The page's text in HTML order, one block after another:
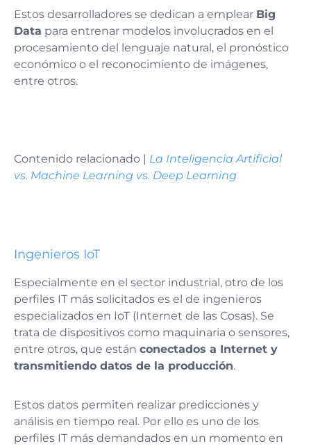
Estos desarrolladores se dedican a emplear Big
Data para entrenar modelos involucrados en el
procesamiento del lenguaje natural, el pronóstico
económico o el reconocimiento de imágenes,
entre otros.
Contenido relacionado |
La Inteligencia Artificial
vs. Machine Learning vs. Deep Learning
Ingenieros IoT
Especialmente en el sector industrial, otro de los
perfiles IT más solicitados es el de ingenieros
especializados en IoT (Internet de las Cosas). Se
trata de dispositivos como maquinaria o sensores,
entre otros, que están conectados a Internet y
transmitiendo datos de la producción.
Estos datos permiten realizar predicciones y
análisis en tiempo real. Por ello es uno de los
perfiles IT más demandados en un momento en